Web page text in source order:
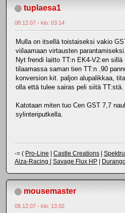
tuplaesa1
08.12.07 - klo: 03.14
Mulla on itsellä toistaiseksi vakio
viilaamaan virtausten parantamiseksi.
Nyt frendi laitto TT:n EK4-V2:en sillä
tilaamassa saman tien TT:n .90
konversion kit. paljon alupalikkaa,
olla että tulee sairas peli siitä TT:stä.
Katotaan miten tuo Cen GST 7,7
sylinteriputkella.
-= ( Pro-Line Castle Creations
Alza-Racing
Savage Flux HP
mousemaster
08.12.07 - klo: 13.02